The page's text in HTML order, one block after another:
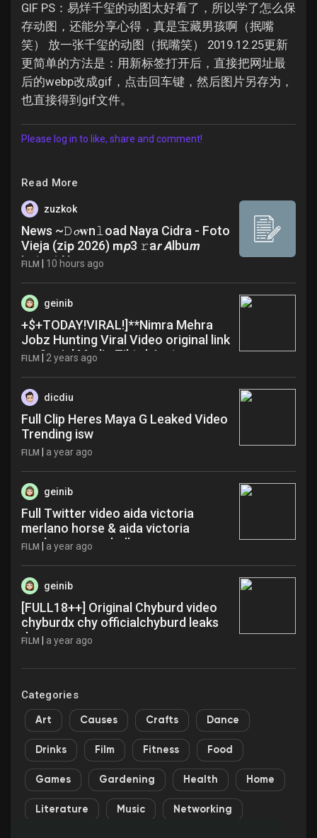
GIF PS：易烊千玺的动图太好看了，所以学了怎么保
存动图，还能分享心得，真是宝藏男孩啊（抿嘴
笑） 放一张千玺的动图（抿嘴笑） 2019.12.25更新
更简单的方法是：用新标签打开后，直接把网址最
后的webp改成gif，点击回车键，然后图片另存为，
也直接得到gif文件。
Please log in to like, share and comment!
Read More
zuzkok
News ~𝙳𝓸𝐰n𝚕oad Naya Cidra - Foto
Vieja (z𝗶𝗽 2026) 𝗺𝙥3 𝚛a𝙧 𝘼lbu𝙢
Latest News
FILM 10 hours ago
geinib
+$+TODAY!VIRAL!]**Nimra Mehra
Jobz Hunting Viral Video original link
on Social Media Tiktok Instagram
FILM 2 years ago
dicdiu
Full Clip Heres Maya G Leaked Video
Trending isw
FILM a year ago
geinib
Full Twitter video aida victoria
merlano horse & aida victoria
merlano con caballo aca
FILM a year ago
geinib
[FULL18++] Original Chyburd video
chyburdx chy officialchyburd leaks
dez
FILM a year ago
Categories
Art Causes Crafts Dance
Drinks Film Fitness Food
Games Gardening Health Home
Literature Music Networking